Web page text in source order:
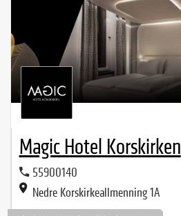
Magic Hotel Korskirken
55900140
Nedre Korskirkeallmenning 1A